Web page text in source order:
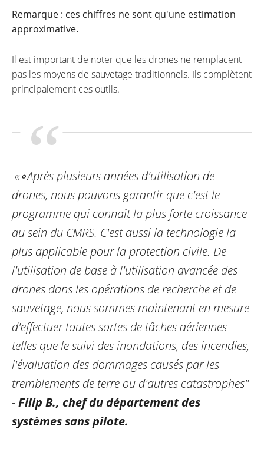
Remarque : ces chiffres ne sont qu'une estimation
approximative.
Il est important de noter que les drones ne remplacent
pas les moyens de sauvetage traditionnels. Ils complètent
principalement ces outils.
«∘Après plusieurs années d'utilisation de
drones, nous pouvons garantir que c'est le
programme qui connaît la plus forte croissance
au sein du CMRS. C'est aussi la technologie la
plus applicable pour la protection civile. De
l'utilisation de base à l'utilisation avancée des
drones dans les opérations de recherche et de
sauvetage, nous sommes maintenant en mesure
d'effectuer toutes sortes de tâches aériennes
telles que le suivi des inondations, des incendies,
l'évaluation des dommages causés par les
tremblements de terre ou d'autres catastrophes"
-Filip B., chef du département des
systèmes sans pilote.